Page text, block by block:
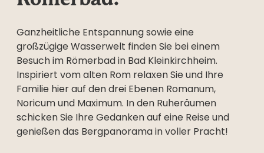
Ganzheitliche Entspannung sowie eine
großzügige Wasserwelt finden Sie bei einem
Besuch im Römerbad in Bad Kleinkirchheim.
Inspiriert vom alten Rom relaxen Sie und Ihre
Familie hier auf den drei Ebenen Romanum,
Noricum und Maximum. In den Ruheräumen
schicken Sie Ihre Gedanken auf eine Reise und
genießen das Bergpanorama in voller Pracht!